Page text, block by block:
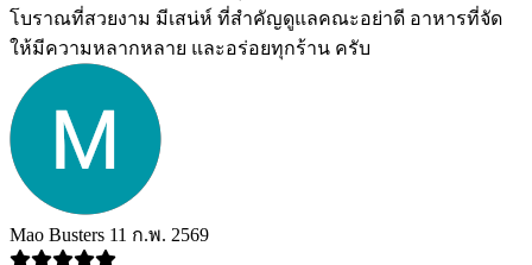
โบราณที่สวยงาม มีเสน่ห์ ที่สำคัญดูแลคณะอย่าดี อาหารที่จัด
ให้มีความหลากหลาย และอร่อยทุกร้าน ครับ
Mao Busters 11 ก.พ. 2569